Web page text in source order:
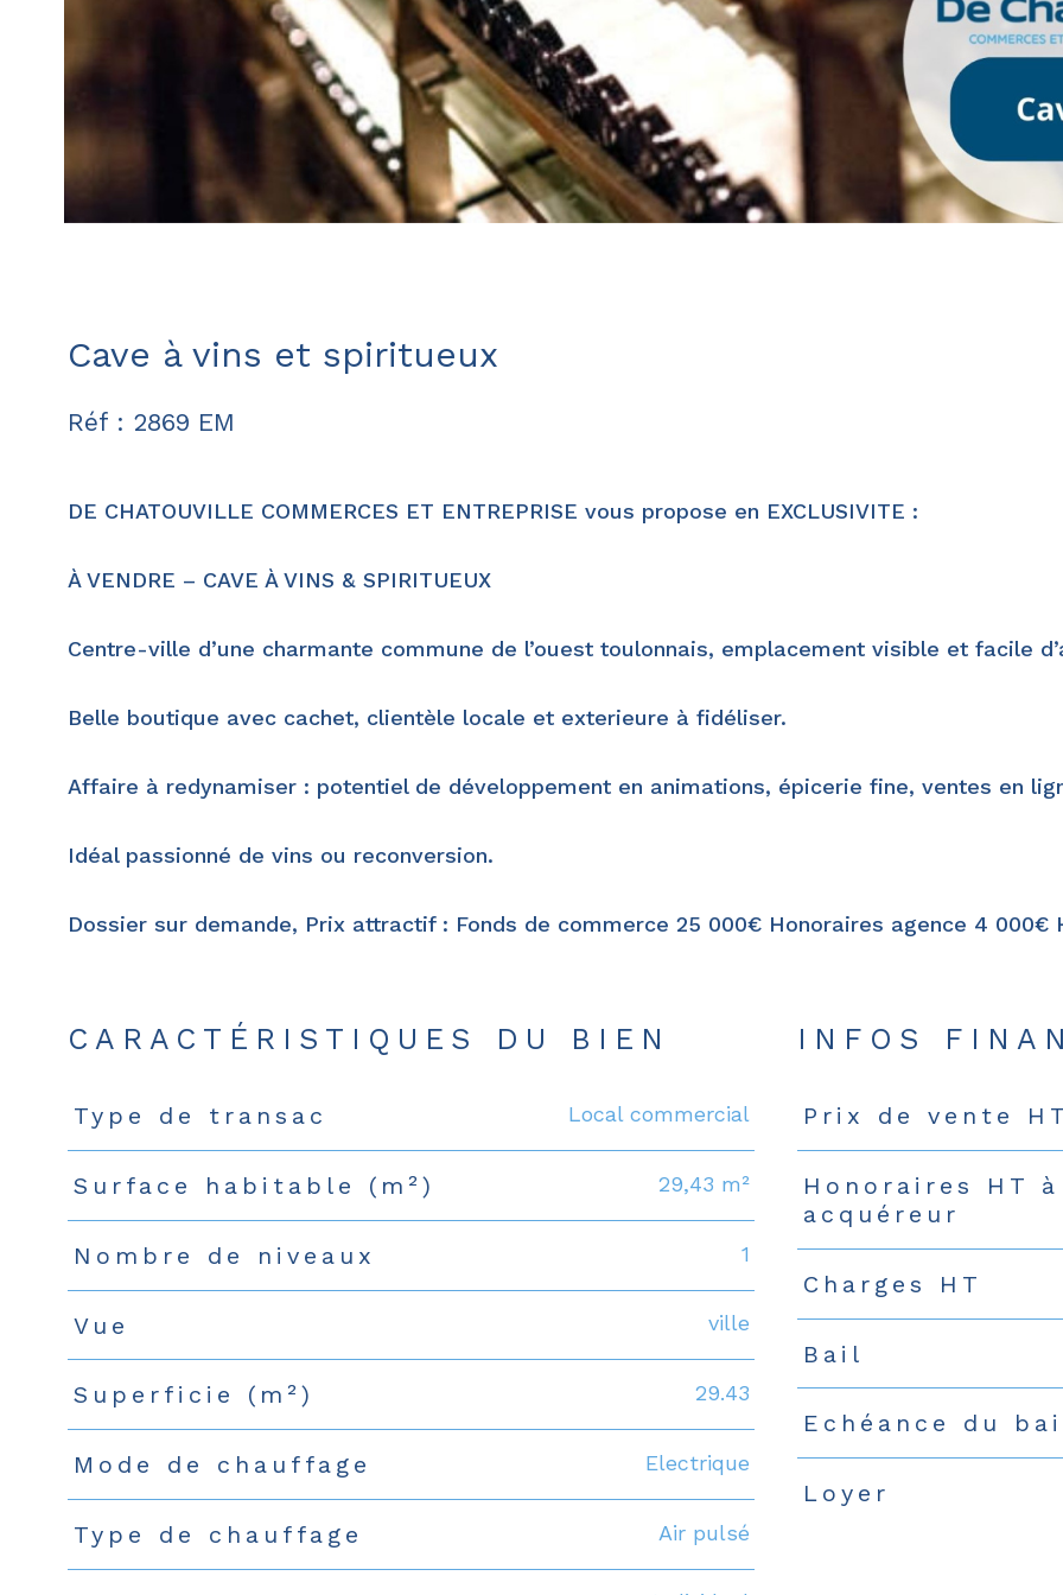
Cave à vins et spiritueux
Réf : 2869 EM
DE CHATOUVILLE COMMERCES ET ENTREPRISE vous propose en EXCLUSIVITE :
À VENDRE – CAVE À VINS & SPIRITUEUX
Centre-ville d’une charmante commune de l’ouest toulonnais, emplacement visible et facile
Belle boutique avec cachet, clientèle locale et exterieure à fidéliser.
Affaire à redynamiser : potentiel de développement en animations, épicerie fine, ventes en
Idéal passionné de vins ou reconversion.
Dossier sur demande, Prix attractif : Fonds de commerce 25 000€ Honoraires agence 4 000€
CARACTÉRISTIQUES DU BIEN
Caractéristiques Valeurs
Type de transac Local commercial
Surface habitable (m²) 29,43 m²
Nombre de niveaux 1
Vue ville
Superficie (m²) 29.43
Mode de chauffage Electrique
Type de chauffage Air pulsé
INFOS
Caractéristiques Valeurs
Prix de vente
Honoraires HT
acquéreur
Charges HT
Bail
Echéance du
Loyer